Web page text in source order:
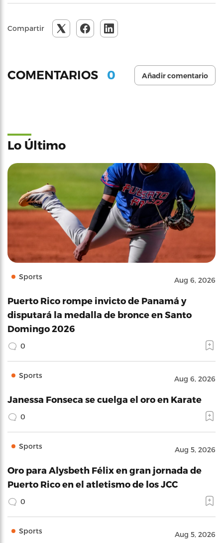
Compartir
COMENTARIOS 0 Añadir comentario
Lo Último
Sports Aug 6, 2026
Puerto Rico rompe invicto de Panamá y
disputará la medalla de bronce en Santo
Domingo 2026
0
Sports Aug 6, 2026
Janessa Fonseca se cuelga el oro en Karate
0
Sports Aug 5, 2026
Oro para Alysbeth Félix en gran jornada de
Puerto Rico en el atletismo de los JCC
0
Sports Aug 5, 2026